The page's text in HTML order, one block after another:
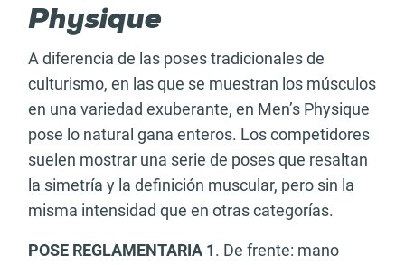
Physique
A diferencia de las poses tradicionales de
culturismo, en las que se muestran los músculos
en una variedad exuberante, en Men’s Physique
pose lo natural gana enteros. Los competidores
suelen mostrar una serie de poses que resaltan
la simetría y la definición muscular, pero sin la
misma intensidad que en otras categorías.
POSE REGLAMENTARIA 1. De frente: mano